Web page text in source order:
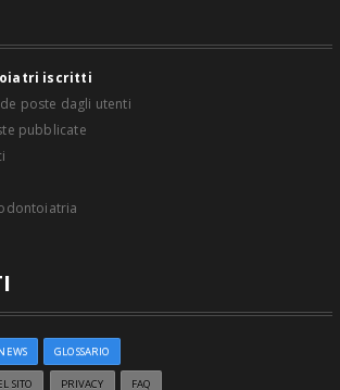
iscritti
poste dagli utenti
pubblicate
GLOSSARIO
SITO PRIVACY FAQ